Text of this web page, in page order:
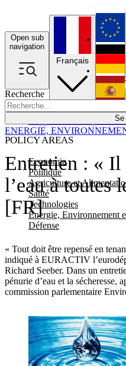
Open sub
navigation
Recherche
Se
POLICY AREAS
Economie
Politique
Agriculture et
Santé
Technologies
Energie, Environnement
Défense
Français
Entretien : «
l’eau à toutes
[FR]
« Tout doit être repensé en
indiqué à EURACTIV
Richard Seeber. Dans un
pénurie d’eau et la sécheresse,
commission parlementaire
ENERGIE,